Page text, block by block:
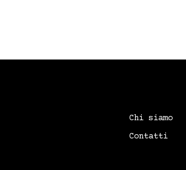
Chi siamo
Contatti